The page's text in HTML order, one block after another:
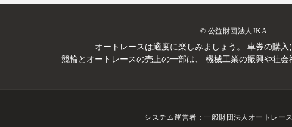
© 公益財団法人JKA
オートレースは適度に楽しみましょう。
車券の購入
競輪とオートレースの売上の一部は、
機械工業の振興や社会
システム運営者：一般財団法人オートレー